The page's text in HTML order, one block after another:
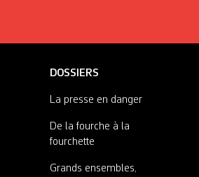
DOSSIERS
La presse en danger
De la fourche à la
fourchette
Grands ensembles,